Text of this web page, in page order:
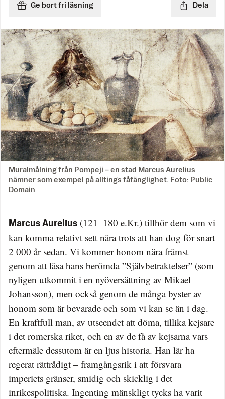
Ge bort fri läsning Dela
Muralmålning från Pompeji – en stad Marcus Aurelius
nämner som exempel på alltings fåfänglighet. Foto: Public
Domain
Marcus Aurelius (121–180 e.Kr.) tillhör dem som vi
kan komma relativt sett nära trots att han dog för snart
2 000 år sedan. Vi kommer honom nära främst
genom att läsa hans berömda ”Självbetraktelser” (som
nyligen utkommit i en nyöversättning av Mikael
Johansson), men också genom de många byster av
honom som är bevarade och som vi kan se än i dag.
En kraftfull man, av utseendet att döma, tillika kejsare
i det romerska riket, och en av de få av kejsarna vars
eftermäle dessutom är en ljus historia. Han lär ha
regerat rättrådigt – framgångsrik i att försvara
imperiets gränser, smidig och skicklig i det
inrikespolitiska. Ingenting mänskligt tycks ha varit